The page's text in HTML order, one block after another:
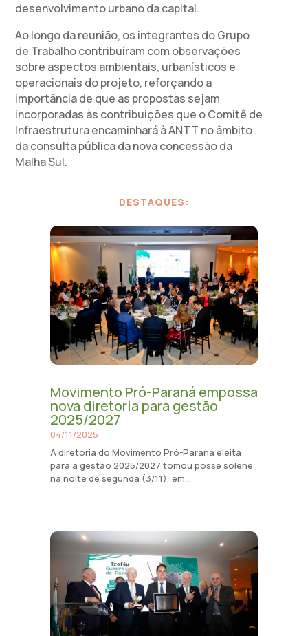
desenvolvimento urbano da capital.
Ao longo da reunião, os integrantes do Grupo
de Trabalho contribuíram com observações
sobre aspectos ambientais, urbanísticos e
operacionais do projeto, reforçando a
importância de que as propostas sejam
incorporadas às contribuições que o Comitê de
Infraestrutura encaminhará à ANTT no âmbito
da consulta pública da nova concessão da
Malha Sul.
DESTAQUES:
Movimento Pró-Paraná empossa
nova diretoria para gestão
2025/2027
04/11/2025
A diretoria do Movimento Pró-Paraná eleita
para a gestão 2025/2027 tomou posse solene
na noite de segunda (3/11), em...